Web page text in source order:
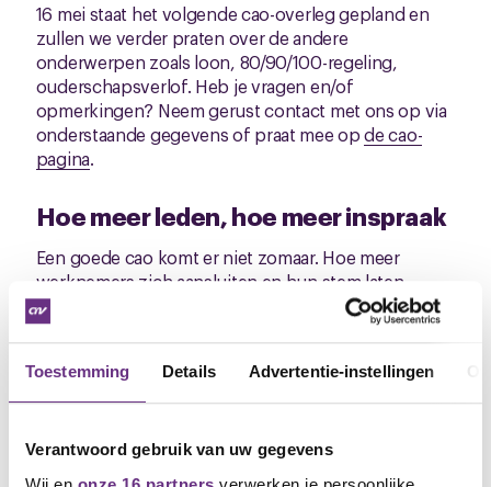
Toestemming Details Advertentie-instellingen
Verantwoord gebruik van uw gegevens
16 mei staat het volgende cao-overleg gepland en
zullen we verder praten over de andere
onderwerpen zoals loon, 80/90/100-regeling,
ouderschapsverlof. Heb je vragen en/of
opmerkingen? Neem gerust contact met ons op via
onderstaande gegevens of praat mee opde cao-
pagina.
Hoe meer leden, hoe meer inspraak
Een goede cao komt er niet zomaar. Hoe meer
werknemers zich aansluiten en hun stem laten
horen, hoe meer invloed we kunnen uitoefenen aan
de cao-tafel.
aan.Word beloond en ontvang een cadeaubon van
€ 20.
Heb je deze nieuwsbrief per post ontvangen, dan
hebben wij geen e-mailadres van jou. Wil je in het